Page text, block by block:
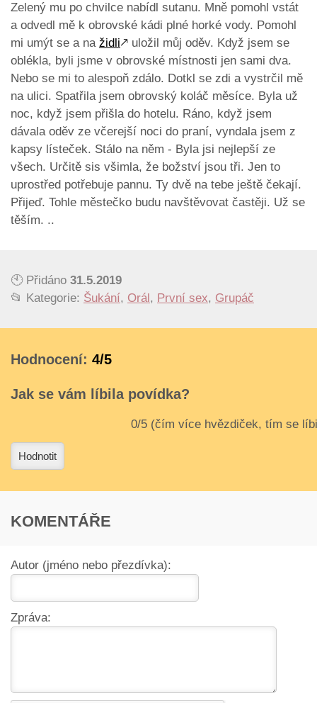
Zelený mu po chvilce nabídl sutanu. Mně pomohl vstát
a odvedl mě k obrovské kádi plné horké vody. Pomohl
mi umýt se a na židli🡕 uložil můj oděv. Když jsem se
oblékla, byli jsme v obrovské místnosti jen sami dva.
Nebo se mi to alespoň zdálo. Dotkl se zdi a vystrčil mě
na ulici. Spatřila jsem obrovský koláč měsíce. Byla už
noc, když jsem přišla do hotelu. Ráno, když jsem
dávala oděv ze včerejší noci do praní, vyndala jsem z
kapsy lísteček. Stálo na něm - Byla jsi nejlepší ze
všech. Určitě sis všimla, že božství jsou tři. Jen to
uprostřed potřebuje pannu. Ty dvě na tebe ještě čekají.
Přijeď. Tohle městečko budu navštěvovat častěji. Už se
těším. ..
🕙 Přidáno 31.5.2019
📂 Kategorie: Šukání, Orál , První sex, Grupáč
Hodnocení: 4/5
Jak se vám líbila povídka?
Hodnotit
KOMENTÁŘE
Autor (jméno nebo přezdívka):
Zpráva: